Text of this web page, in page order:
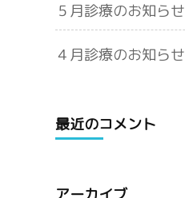
５月診療のお知らせ
４月診療のお知らせ
最近のコメント